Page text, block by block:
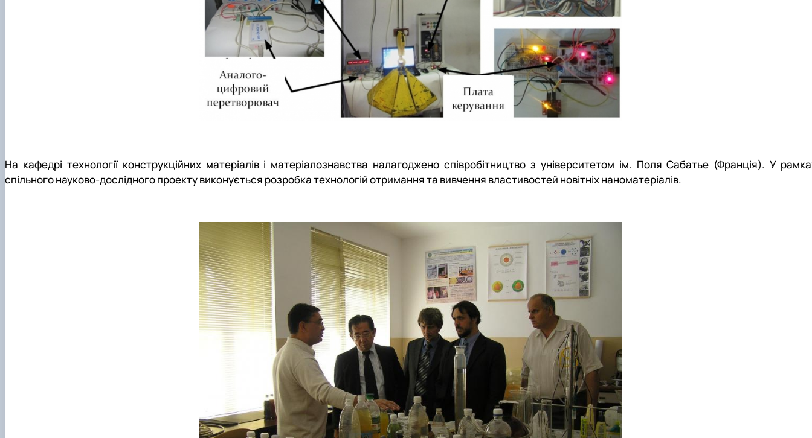
На кафедрі технології конструкційних матеріалів і матеріалознавства налагоджено співробітництво з університетом ім. Поля Сабатье (Франція). У
спільного науково-дослідного проекту виконується розробка технологій отримання та вивчення властивостей новітніх наноматеріалів.